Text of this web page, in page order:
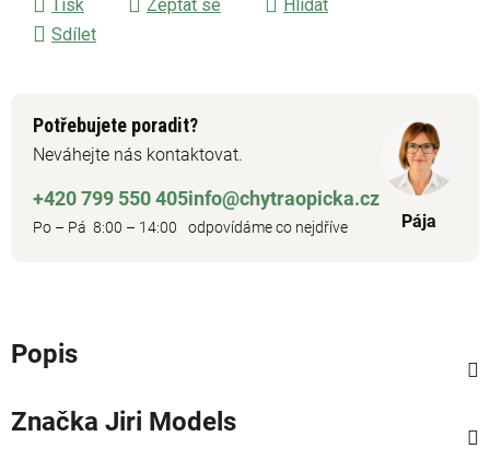
Tisk Zeptat se
Hlídat
Sdílet
Potřebujete poradit?
Neváhejte nás kontaktovat.
+420 799 550 405
Po – Pá 8:00 – 14:00
info@chytraopicka.cz
odpovídáme co nejdříve Pája
Popis
Značka Jiri Models